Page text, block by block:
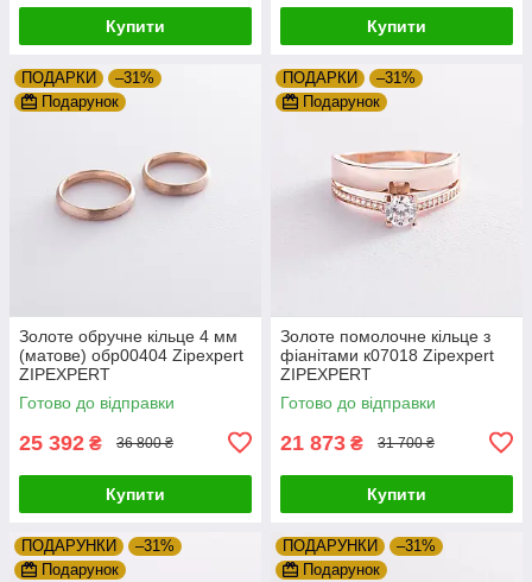
Купити Купити
ПОДАРКИ
–31%
Подарунок
Золоте обручне кільце 4 мм
(матове) обр00404 Zipexpert
ZIPEXPERT
Готово до відправки
25 392 ₴ 36 800 ₴
Купити
ПОДАРКИ
–31%
Подарунок
Золоте помолочне кільце з
фіанітами к07018 Zipexpert
ZIPEXPERT
Готово до відправки
21 873 ₴ 31 700 ₴
Купити
ПОДАРУНКИ
–31%
Подарунок
ПОДАРУНКИ
–31%
Подарунок